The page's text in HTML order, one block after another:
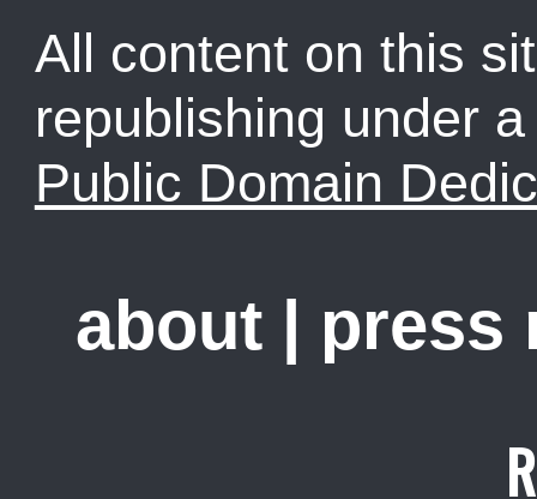
All content on this
republishing under
Public Domain
about press